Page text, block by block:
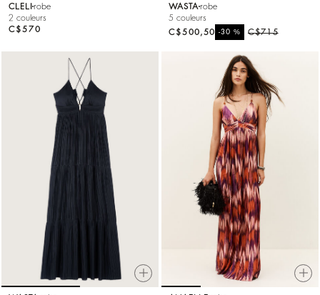
CLELI robe
2 couleurs
C$570
WASTA robe
5 couleurs
C$715
-30%
C$500,50